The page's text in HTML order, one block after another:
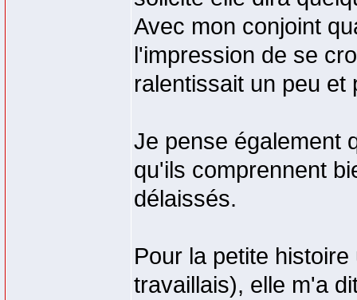
Avec mon conjoint
l'impression de se
ralentissait un peu
Je pense également
qu'ils comprennent
délaissés.
Pour la petite
travaillais), elle m'a